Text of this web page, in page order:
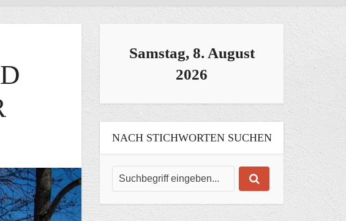
Samstag, 8. August
2026
NACH STICHWORTEN SUCHEN